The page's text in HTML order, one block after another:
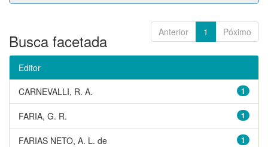
Anterior 1 Póximo
Busca facetada
Editor
1
CARNEVALLI, R. A.
1
FARIA, G. R.
1
FARIAS NETO, A. L. de